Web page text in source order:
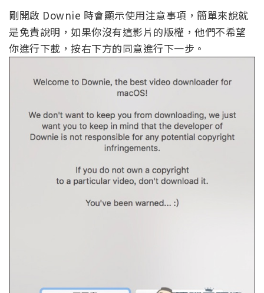
剛開啟 Downie 時會顯示使用注意事項，簡單來說就
是免責說明，如果你沒有這影片的版權，他們不希望
你進行下載，按右下方的同意進行下一步。